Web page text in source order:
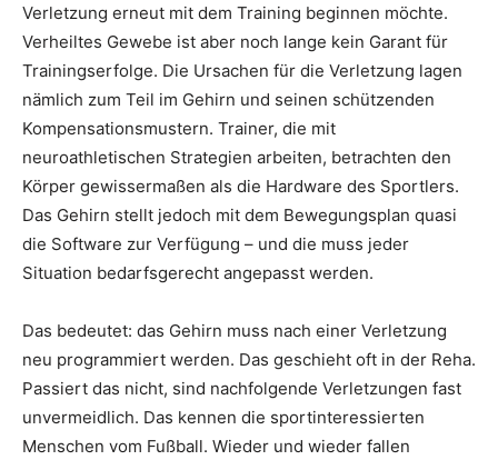
Verletzung erneut mit dem Training beginnen möchte.
Verheiltes Gewebe ist aber noch lange kein Garant für
Trainingserfolge. Die Ursachen für die Verletzung lagen
nämlich zum Teil im Gehirn und seinen schützenden
Kompensationsmustern. Trainer, die mit
neuroathletischen Strategien arbeiten, betrachten den
Körper gewissermaßen als die Hardware des Sportlers.
Das Gehirn stellt jedoch mit dem Bewegungsplan quasi
die Software zur Verfügung – und die muss jeder
Situation bedarfsgerecht angepasst werden.
Das bedeutet: das Gehirn muss nach einer Verletzung
neu programmiert werden. Das geschieht oft in der Reha.
Passiert das nicht, sind nachfolgende Verletzungen fast
unvermeidlich. Das kennen die sportinteressierten
Menschen vom Fußball. Wieder und wieder fallen